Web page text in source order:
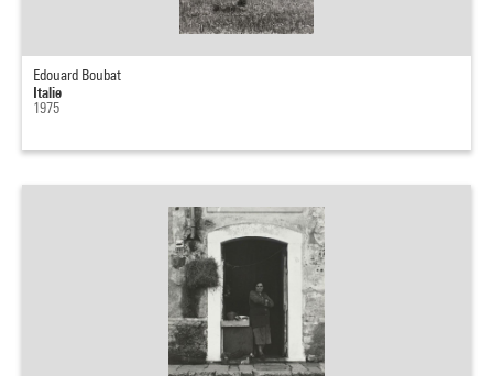
Edouard Boubat
Italie
1975